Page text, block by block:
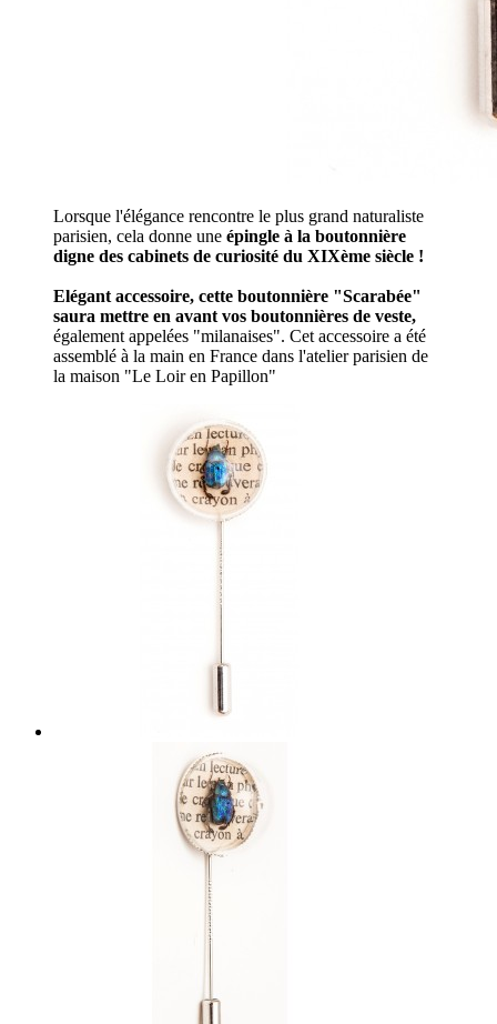
Lorsque l'élégance rencontre le plus grand naturaliste
parisien, cela donne une épingle à la boutonnière
digne des cabinets de curiosité du XIXème siècle !
Elégant accessoire, cette boutonnière "Scarabée"
saura mettre en avant vos boutonnières de veste,
également appelées "milanaises". Cet accessoire a été
assemblé à la main en France dans l'atelier parisien de
la maison "Le Loir en Papillon"